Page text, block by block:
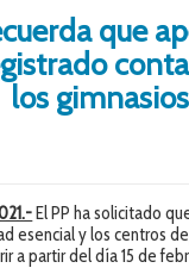
que
los gimnasios
El PP ha solicitado
esencial y los centros
a partir del día 15 de